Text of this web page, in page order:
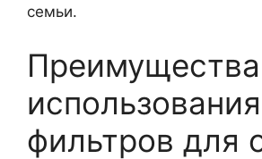
семьи.
Преимущества
использования
фильтров для